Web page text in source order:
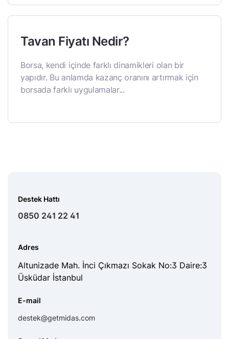
Tavan Fiyatı Nedir?
Borsa, kendi içinde farklı dinamikleri olan bir
yapıdır. Bu anlamda kazanç oranını artırmak için
borsada farklı uygulamalar...
Destek Hattı
0850 241 22 41
Adres
Altunizade Mah. İnci Çıkmazı Sokak No:3 Daire:3
Üsküdar İstanbul
E-mail
destek@getmidas.com